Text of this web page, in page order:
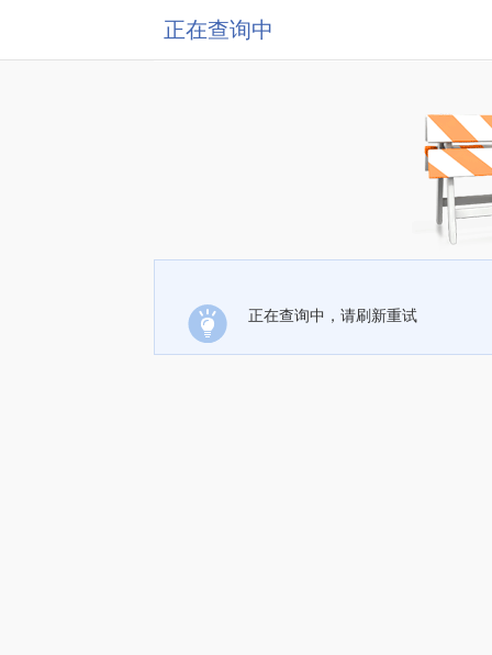
正在查询中
正在查询中，请刷新重试